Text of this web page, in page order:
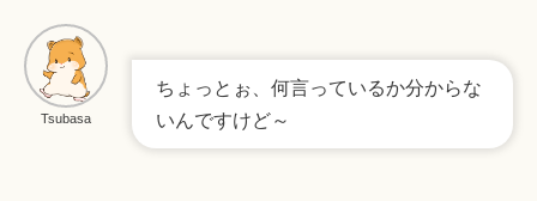
Tsubasa
ちょっとぉ、何言っているか分からな
いんですけど～